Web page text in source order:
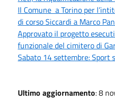
Il Comune a Torino per
di corso Siccardi a Marco
Approvato il progetto
funzionale del cimitero di
Sabato 14 settembre: Sport
Ultimo aggiornamento: 8